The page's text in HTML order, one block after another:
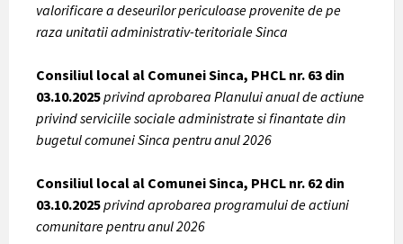
valorificare a deseurilor periculoase provenite de pe
raza unitatii administrativ-teritoriale Sinca
Consiliul local al Comunei Sinca, PHCL nr. 63 din
03.10.2025privind aprobarea Planului anual de actiune
privind serviciile sociale administrate si finantate din
bugetul comunei Sinca pentru anul 2026
Consiliul local al Comunei Sinca, PHCL nr. 62 din
03.10.2025privind aprobarea programului de actiuni
comunitare pentru anul 2026